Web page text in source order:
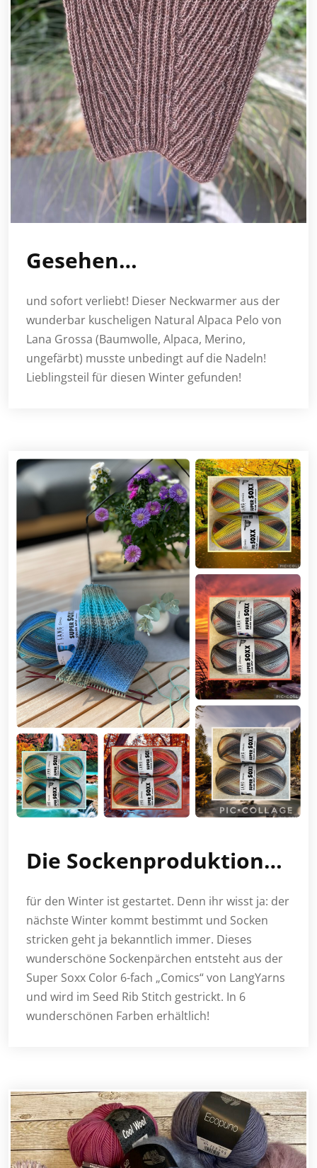
Gesehen…
und sofort verliebt! Dieser Neckwarmer aus der
wunderbar kuscheligen Natural Alpaca Pelo von
Lana Grossa (Baumwolle, Alpaca, Merino,
ungefärbt) musste unbedingt auf die Nadeln!
Lieblingsteil für diesen Winter gefunden!
Die Sockenproduktion…
für den Winter ist gestartet. Denn ihr wisst ja: der
nächste Winter kommt bestimmt und Socken
stricken geht ja bekanntlich immer. Dieses
wunderschöne Sockenpärchen entsteht aus der
Super Soxx Color 6-fach „Comics“ von LangYarns
und wird im Seed Rib Stitch gestrickt. In 6
wunderschönen Farben erhältlich!